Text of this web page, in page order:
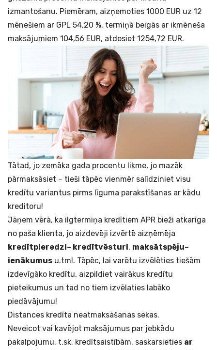
izmantošanu. Piemēram, aizņemoties 1000 EUR uz 12
mēnešiem ar GPL 54,20 %, termiņā beigās ar ikmēneša
maksājumiem 104,56 EUR, atdosiet 1254,72 EUR.
Tātad, jo zemāka gada procentu likme, jo mazāk
pārmaksāsiet – tieši tāpēc vienmēr salīdziniet visu
kredītu variantus pirms līguma parakstīšanas ar kādu
kreditoru!
Jāņem vērā, ka ilgtermiņa kredītiem APR bieži atkarīga
no paša klienta, jo aizdevēji izvērtē aizņēmēja
kredītpieredzi– kredītvēsturi, maksātspēju–
ienākumus u.tml. Tāpēc, lai varētu izvēlēties tiešām
izdevīgāko kredītu, aizpildiet vairākus kredītu
pieteikumus un tad no tiem izvēlaties labāko
piedāvājumu!
Distances kredīta neatmaksāšanas sekas.
Neveicot vai kavējot maksājumus par jebkādu
pakalpojumu, t.sk. kredītsaistībām, saskarsieties ar